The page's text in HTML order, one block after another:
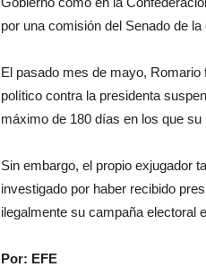
por una comisión del Senado de
El pasado mes de mayo, Romario
político contra la presidenta
máximo de 180 días en los que
Sin embargo, el propio exjugador
investigado por haber recibido
ilegalmente su campaña electoral
Por: EFE